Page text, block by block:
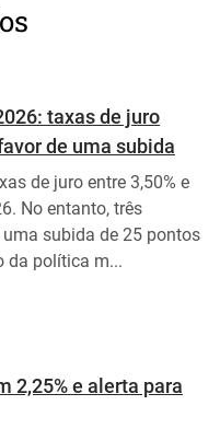
taxas de juro
de uma subida
de juro entre 3,50% e
No entanto, três
subida de 25 pontos
da política m...
2,25% e alerta para